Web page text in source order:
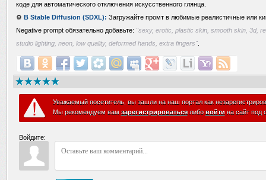
коде для автоматического отключения искусственного глянца.
⚙️ В Stable Diffusion (SDXL): Загружайте промт в любимые реалистичные или
Negative prompt обязательно добавьте: "sexy, erotic, plastic skin, smooth skin, 3d,
studio lighting, neon, low quality, deformed hands, extra fingers"
Уважаемый посетитель, вы зашли на наш портал как
Мы рекомендуем вам зарегистрироватьсялибо войти на сайт под
Войдите: